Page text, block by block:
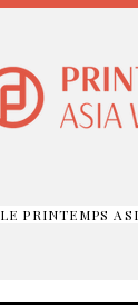
LE PRINTEMPS